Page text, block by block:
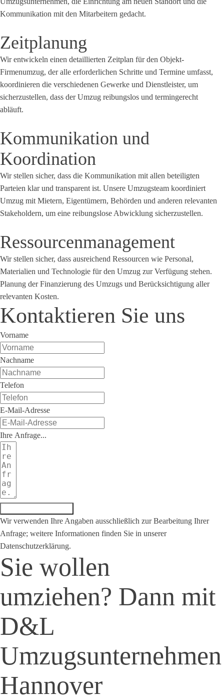
Kommunikation mit den Mitarbeitern gedacht.
Zeitplanung
Wir entwickeln einen detaillierten Zeitplan für den Objekt-
Firmenumzug, der alle erforderlichen Schritte und Termine umfasst,
koordinieren die verschiedenen Gewerke und Dienstleister, um
sicherzustellen, dass der Umzug reibungslos und termingerecht
abläuft.
Kommunikation und
Koordination
Wir stellen sicher, dass die Kommunikation mit allen beteiligten
Parteien klar und transparent ist. Unsere Umzugsteam koordiniert
Umzug mit Mietern, Eigentümern, Behörden und anderen relevanten
Stakeholdern, um eine reibungslose Abwicklung sicherzustellen.
Ressourcenmanagement
Wir stellen sicher, dass ausreichend Ressourcen wie Personal,
Materialien und Technologie für den Umzug zur Verfügung stehen.
Planung der Finanzierung des Umzugs und Berücksichtigung aller
relevanten Kosten.
Kontaktieren Sie uns
Vorname
Nachname
Telefon
E-Mail-Adresse
Ihre Anfrage...
Wir verwenden Ihre Angaben ausschließlich zur Bearbeitung Ihrer
Anfrage; weitere Informationen finden Sie in unserer
Datenschutzerklärung.
Sie wollen
umziehen? Dann mit
D&L
Umzugsunternehmen
Hannover